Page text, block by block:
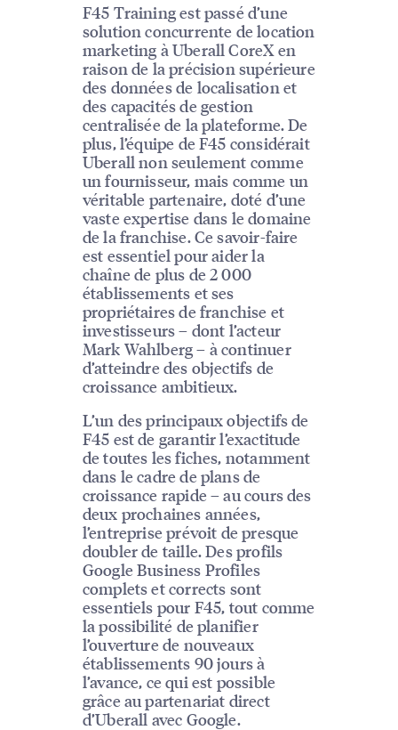
F45 Training est passé d’une
solution concurrente de location
marketing à Uberall CoreX en
raison de la précision supérieure
des données de localisation et
des capacités de gestion
centralisée de la plateforme. De
plus, l’équipe de F45 considérait
Uberall non seulement comme
un fournisseur, mais comme un
véritable partenaire, doté d’une
vaste expertise dans le domaine
de la franchise. Ce savoir-faire
est essentiel pour aider la
chaîne de plus de 2 000
établissements et ses
propriétaires de franchise et
investisseurs – dont l’acteur
Mark Wahlberg – à continuer
d’atteindre des objectifs de
croissance ambitieux.
L’un des principaux objectifs de
F45 est de garantir l’exactitude
de toutes les fiches, notamment
dans le cadre de plans de
croissance rapide – au cours des
deux prochaines années,
l’entreprise prévoit de presque
doubler de taille. Des profils
Google Business Profiles
complets et corrects sont
essentiels pour F45, tout comme
la possibilité de planifier
l’ouverture de nouveaux
établissements 90 jours à
l’avance, ce qui est possible
grâce au partenariat direct
d’Uberall avec Google.